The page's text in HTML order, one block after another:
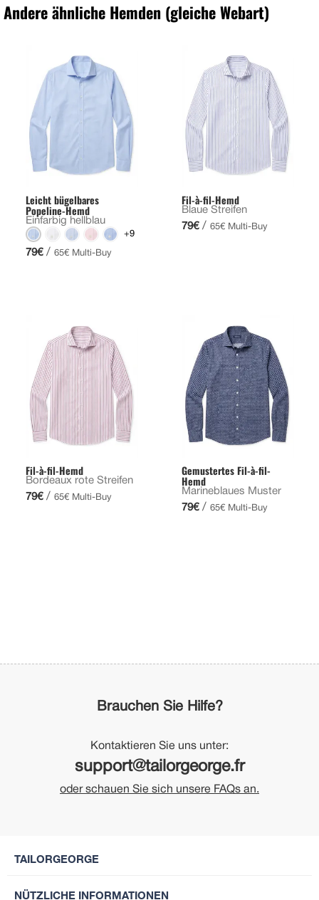
Andere ähnliche Hemden (gleiche Webart)
Leicht bügelbares
Popeline-Hemd
Einfarbig hellblau
+9
79€ / 65€ Multi-Buy
Fil-à-fil-Hemd
Blaue Streifen
79€ / 65€ Multi-Buy
Fil-à-fil-Hemd
Bordeaux rote Streifen
79€ / 65€ Multi-Buy
Gemustertes Fil-à-fil-
Hemd
Marineblaues Muster
79€ / 65€ Multi-Buy
Brauchen Sie Hilfe?
Kontaktieren Sie uns unter:
support@tailorgeorge.fr
oder schauen Sie sich unsere FAQs an.
TAILORGEORGE
NÜTZLICHE INFORMATIONEN